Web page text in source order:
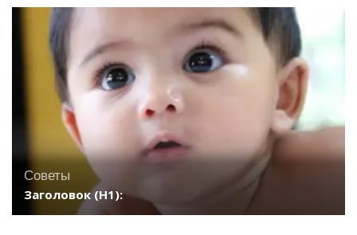
Советы
Заголовок (H1):